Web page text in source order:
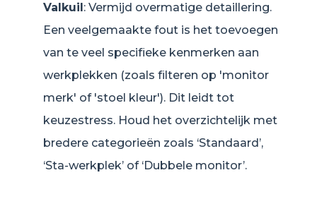
Valkuil: Vermijd overmatige detaillering.
Een veelgemaakte fout is het toevoegen
van te veel specifieke kenmerken aan
werkplekken (zoals filteren op 'monitor
merk' of 'stoel kleur'). Dit leidt tot
keuzestress. Houd het overzichtelijk met
bredere categorieën zoals ‘Standaard’,
‘Sta-werkplek’ of ‘Dubbele monitor’.